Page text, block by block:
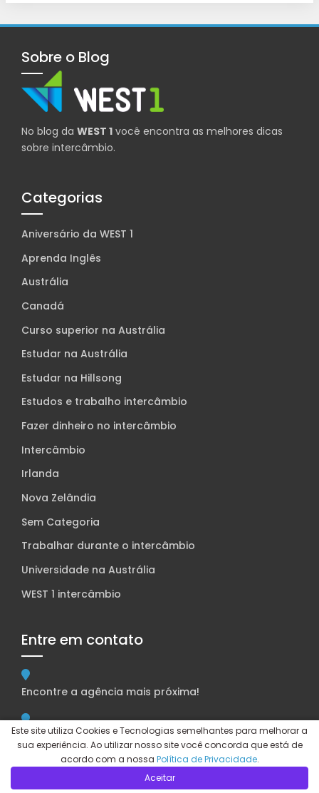
Sobre o Blog
No blog da WEST 1 você encontra as melhores dicas
sobre intercâmbio.
Categorias
Aniversário da WEST 1
Aprenda Inglês
Austrália
Canadá
Curso superior na Austrália
Estudar na Austrália
Estudar na Hillsong
Estudos e trabalho intercâmbio
Fazer dinheiro no intercâmbio
Intercâmbio
Irlanda
Nova Zelândia
Sem Categoria
Trabalhar durante o intercâmbio
Universidade na Austrália
WEST 1 intercâmbio
Entre em contato
Encontre a agência mais próxima!
Espaço aFlora
Rua Cônego Eugênio Leite, 840 – Pinheiros – São Paulo,
Este site utiliza Cookies e Tecnologias semelhantes para melhorar a
sua experiência. Ao utilizar nosso site você concorda que está de
acordo com a nossa Política de Privacidade.
Aceitar